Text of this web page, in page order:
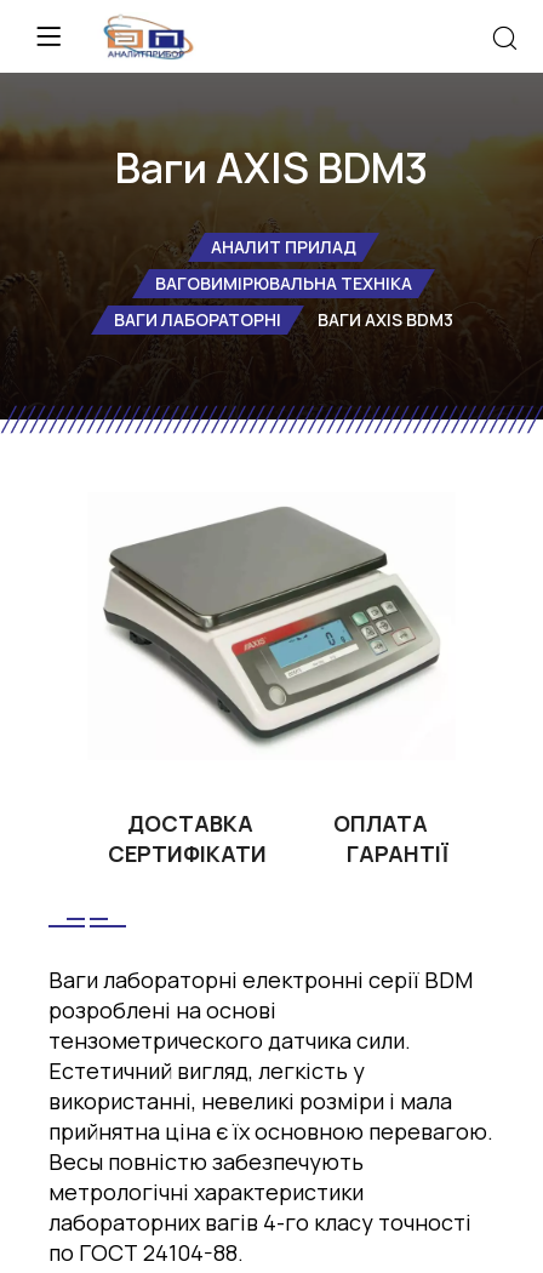
Ваги AXIS BDM3
АНАЛИТ ПРИЛАД
ВАГОВИМІРЮВАЛЬНА ТЕХНІКА
ВАГИ ЛАБОРАТОРНІ
ВАГИ AXIS BDM3
ДОСТАВКА
ОПЛАТА
СЕРТИФІКАТИ
ГАРАНТІЇ
Ваги лабораторні електронні серії BDM
розроблені на основі
тензометрического датчика сили.
Естетичний вигляд, легкість у
використанні, невеликі розміри і мала
прийнятна ціна є їх основною перевагою.
Весы повністю забезпечують
метрологічні характеристики
лабораторних вагів 4-го класу точності
по ГОСТ 24104-88.